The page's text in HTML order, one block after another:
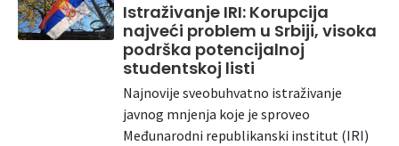
Istraživanje IRI: Korupcija
najveći problem u Srbiji, visoka
podrška potencijalnoj
studentskoj listi
Najnovije sveobuhvatno istraživanje
javnog mnjenja koje je sproveo
Međunarodni republikanski institut (IRI)